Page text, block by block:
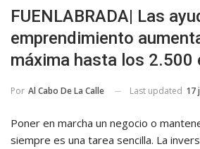
FUENLABRADA| Las
emprendimiento
máxima hasta los 2.500
Por Al Cabo De La Calle Last updated 17
Poner en marcha un negocio o
siempre es una tarea sencilla. La